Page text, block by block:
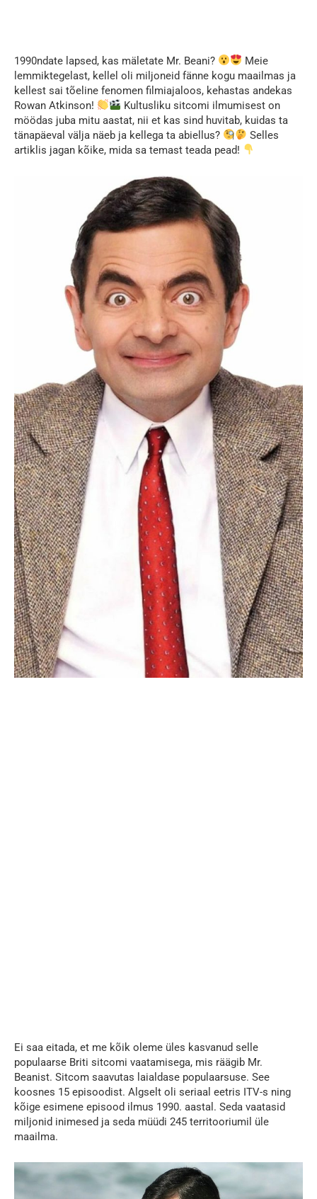
1990ndate lapsed, kas mäletate Mr. Beani?
Meie
lemmiktegelast, kellel oli miljoneid fänne kogu maailmas ja
kellest sai tõeline fenomen filmiajaloos, kehastas andekas
Rowan Atkinson!
Kultusliku sitcomi ilmumisest on
möödas juba mitu aastat, nii et kas sind huvitab, kuidas ta
tänapäeval välja näeb ja kellega ta abiellus?
Selles
artiklis jagan kõike, mida sa temast teada pead!
Ei saa eitada, et me kõik oleme üles kasvanud selle
populaarse Briti sitcomi vaatamisega, mis räägib Mr.
Beanist. Sitcom saavutas laialdase populaarsuse. See
koosnes 15 episoodist. Algselt oli seriaal eetris ITV-s ning
kõige esimene episood ilmus 1990. aastal. Seda vaatasid
miljonid inimesed ja seda müüdi 245 territooriumil üle
maailma.